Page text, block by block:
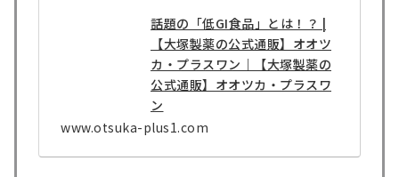
話題の「低GI食品」とは！？ |
【大塚製薬の公式通販】オオツ
カ・プラスワン｜【大塚製薬の
公式通販】オオツカ・プラスワ
ン
www.otsuka-plus1.com